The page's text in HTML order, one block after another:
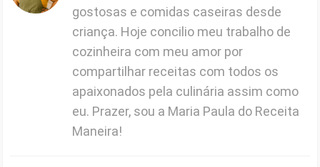
gostosas e comidas caseiras desde
criança. Hoje concilio meu trabalho de
cozinheira com meu amor por
compartilhar receitas com todos os
apaixonados pela culinária assim como
eu. Prazer, sou a Maria Paula do Receita
Maneira!